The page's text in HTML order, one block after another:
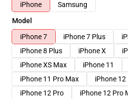
iPhone
Samsung
Model
iPhone 7
iPhone 7 Plus
iPhone 8 Plus
iPhone X
iPhone XS Max
iPhone 11
iPhone 11 Pro Max
iPhone 12
iPhone 12 Pro
iPhone 12 Pro